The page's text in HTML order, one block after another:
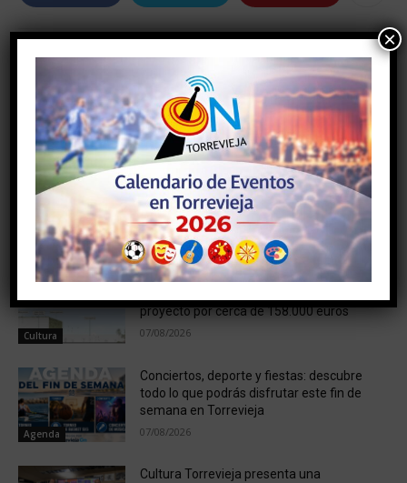
Gala 25 aniversario de
Protección Civil
Artículo siguiente
La selección juvenil
femenina de Balonmano
playa con la Torrevejense
Paula Quiles, disputará las
semifinales del Europeo
NOTICIAS RELACIONADAS
Cultura
El futuro Centro Cívico de San Roque da
proyecto por cerca de 158.000 euros
07/08/2026
Agenda
Conciertos, deporte y fiestas: descubre
todo lo que podrás disfrutar este fin de
semana en Torrevieja
07/08/2026
Cultura Torrevieja presenta una
×